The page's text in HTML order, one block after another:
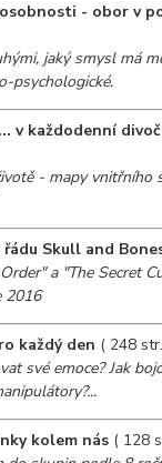
- obor v
jaký smysl má
psychologické.
v každodenní
- mapy vnitřního
řádu Skull and
a "The Secret
2016
každý den ( 248
své emoce? Jak
kolem nás ( 128